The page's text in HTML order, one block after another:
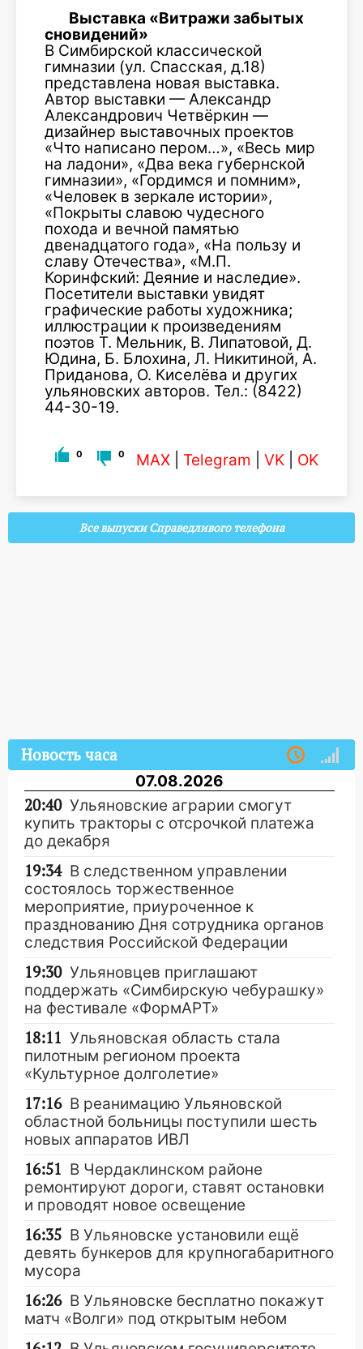
Выставка «Витражи забытых
сновидений»
В Симбирской классической
гимназии (ул. Спасская, д.18)
представлена новая выставка.
Автор выставки — Александр
Александрович Четвёркин —
дизайнер выставочных проектов
«Что написано пером…», «Весь мир
на ладони», «Два века губернской
гимназии», «Гордимся и помним»,
«Человек в зеркале истории»,
«Покрыты славою чудесного
похода и вечной памятью
двенадцатого года», «На пользу и
славу Отечества», «М.П.
Коринфский: Деяние и наследие».
Посетители выставки увидят
графические работы художника;
иллюстрации к произведениям
поэтов Т. Мельник, В. Липатовой, Д.
Юдина, Б. Блохина, Л. Никитиной, А.
Приданова, О. Киселёва и других
ульяновских авторов. Тел.: (8422)
44-30-19.
0 0 MAX Telegram VK OK
Все выпуски Справедливого телефона
Новость часа
07.08.2026
20:40 Ульяновские аграрии смогут
купить тракторы с отсрочкой платежа
до декабря
19:34 В следственном управлении
состоялось торжественное
мероприятие, приуроченное к
празднованию Дня сотрудника органов
следствия Российской Федерации
19:30 Ульяновцев приглашают
поддержать «Симбирскую чебурашку»
на фестивале «ФормАРТ»
18:11 Ульяновская область стала
пилотным регионом проекта
«Культурное долголетие»
17:16 В реанимацию Ульяновской
областной больницы поступили шесть
новых аппаратов ИВЛ
16:51 В Чердаклинском районе
ремонтируют дороги, ставят остановки
и проводят новое освещение
16:35 В Ульяновске установили ещё
девять бункеров для крупногабаритного
мусора
16:26 В Ульяновске бесплатно покажут
матч «Волги» под открытым небом